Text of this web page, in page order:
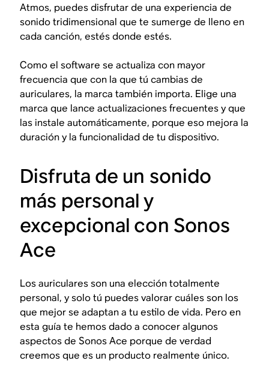
Atmos, puedes disfrutar de una experiencia de
sonido tridimensional que te sumerge de lleno en
cada canción, estés donde estés.
Como el software se actualiza con mayor
frecuencia que con la que tú cambias de
auriculares, la marca también importa. Elige una
marca que lance actualizaciones frecuentes y que
las instale automáticamente, porque eso mejora la
duración y la funcionalidad de tu dispositivo.
Disfruta de un sonido
más personal y
excepcional con Sonos
Ace
Los auriculares son una elección totalmente
personal, y solo tú puedes valorar cuáles son los
que mejor se adaptan a tu estilo de vida. Pero en
esta guía te hemos dado a conocer algunos
aspectos de Sonos Ace porque de verdad
creemos que es un producto realmente único.